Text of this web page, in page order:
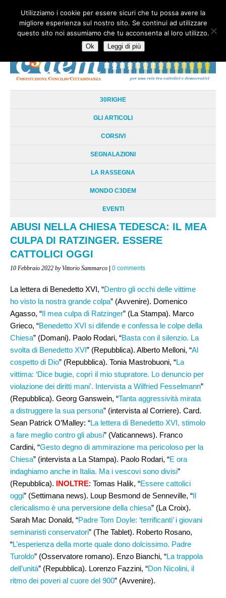
HOME CHI SIAMO LA RETE LE RADICI DOCUMENTAZIONE
AREE TEMATICHE
30RIGHE
GLI ARTICOLI
CORSIVI
SEGNALAZIONI
LA RASSEGNA
MONDO C3DEM
EVENTI
ABUSI NELLA CHIESA TEDESCA: IL MEA
CULPA DI RATZINGER. ESSERE
CATTOLICI OGGI
10 Febbraio 2022 by Vittorio Sammarco | 0 comments
La lettera di Benedetto XVI, “Dentro gli occhi delle vittime
ho visto la nostra grande colpa” (Avvenire). Domenico
Agasso, “Il mea culpa di Ratzinger” (La Stampa). Marco
Grieco, “Benedetto XVI si difende e confessa le colpe della
Chiesa” (Domani). Paolo Rodari, “Basta con il silenzio. La
svolta di Benedetto XVI” (Repubblica). Alberto Melloni, “Al
cospetto di Dio” (Repubblica). Tonia Mastrobuoni, “La
vittima: ‘Dice bugie, coprì il mio stupratore. Lo denuncio per
violazione dei diritti mani’. Intervista a Wilfried Fesselmann”
(Repubblica). Georg Ganswein, “Tanta aggressività mirata
a distruggere la sua persona” (intervista al Corriere). Card.
Sean Patrick O’Malley: “La lettera di Benedetto XVI, stimolo
a fare meglio contro gli abusi” (Vaticannews). Franco
Cardini, “Gesto degno di ammirazione ma pericoloso per la
Chiesa” (intervista a La Stampa). Paolo Rodari, “E ora
indaghiamo anche in Italia. Ma i vescovi sono divisi”
(Repubblica). INOLTRE: Tomas Halik, “Essere cattolici
oggi” (Settimana news). Loup Besmond de Senneville, “Il
clericalismo è una perversione della chiesa” (La Croix).
Sarah Mac Donald, “Padre Tom Doyle: ‘terrificanti’ i giovani
seminaristi conservatori” (The Tablet). Roberto Rosano,
“L’esperienza della morte quale dono dolcissimo. Padre
Turoldo” (Osservatore romano). Enzo Bianchi, “La trappola
dell’unità” (Repubblica). Lorenzo Fazzini, “Don Nicolini, il
ritmo dei poveri al cuore del 900” (Avvenire).
Utilizziamo i cookie per essere sicuri che tu possa avere la
migliore esperienza sul nostro sito. Se continui ad utilizzare
questo sito noi assumiamo che tu acconsenta al loro utilizzo.
Ok Leggi di più